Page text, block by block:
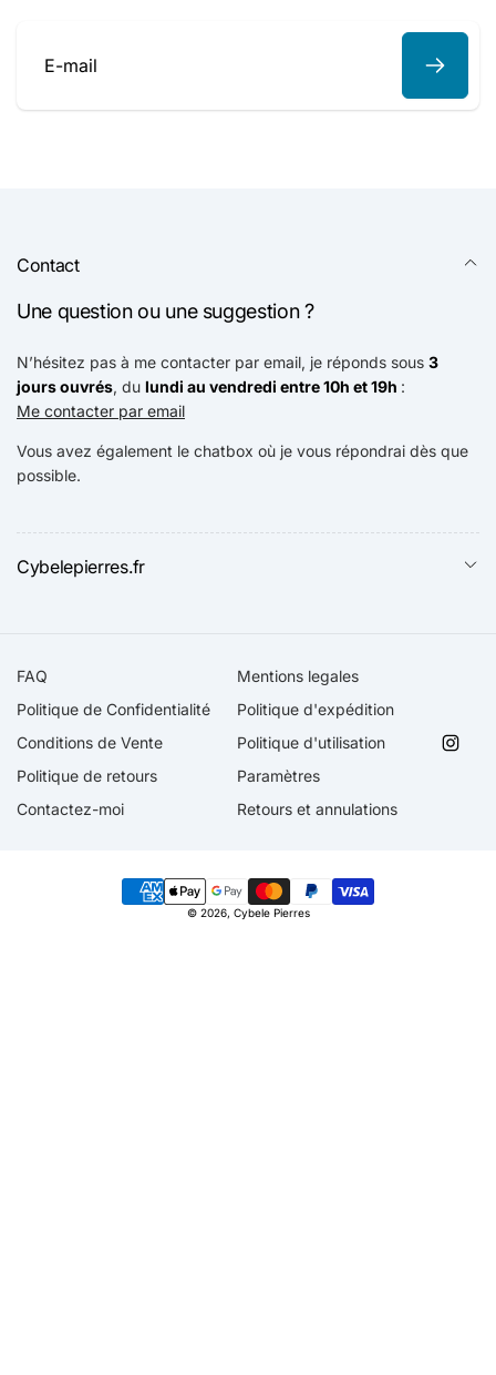
E-
Contact
Une question ou une suggestion ?
N’hésitez pas à me contacter par email, je réponds sous 3
jours ouvrés, du lundi au vendredi entre 10h et 19h :
Me contacter par email
Vous avez également le chatbox où je vous répondrai dès que
possible.
Cybelepierres.fr
FAQ
Mentions legales
Politique de Confidentialité
Politique d'expédition
Conditions de Vente
Politique d'utilisation
Politique de retours
Paramètres
Contactez-moi
Retours et annulations
Moyens
© 2026, Cybele Pierres